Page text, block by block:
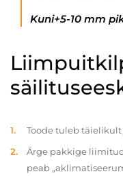
Kuni+5-10 mm
Toode tuleb
Ärge pakkige
peab